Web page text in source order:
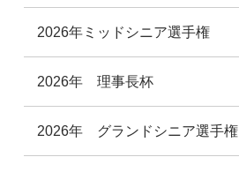
2026年ミッドシニア選手権
2026年 理事長杯
2026年 グランドシニア選手権